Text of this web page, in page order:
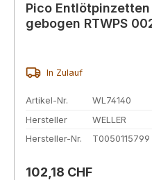
Pico
gebogen RTWPS
In Zulauf
Artikel-Nr.
WL74140
Hersteller
WELLER
Hersteller-Nr.
T0050115799
Regulärer Preis:
102,18 CHF